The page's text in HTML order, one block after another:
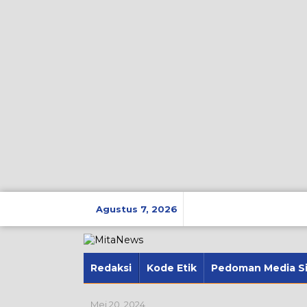
Agustus 7, 2026
Redaksi Kode Etik Pedoman Media
Mei 20, 2024